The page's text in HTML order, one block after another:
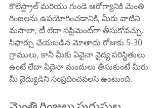
కొలెస్ట్రాల్ మరియు గుండె ఆరోగ్యానికి మెంతి
గింజలను ఉపయోగించడానికి, మీరు వాటిని
మసాలా, టీ లేదా సప్లిమెంట్‌గా తీసుకోవచ్చు.
సిఫార్సు చేయబడిన మోతాదు రోజుకు 5-30
గ్రాములు, కానీ మీకు ఏవైనా వైద్య పరిస్థితులు
ఉంటే లేదా ఏదైనా మందులు తీసుకుంటే మీరు
మీ వైద్యుడిని సంప్రదించవలసి ఉంటుంది.